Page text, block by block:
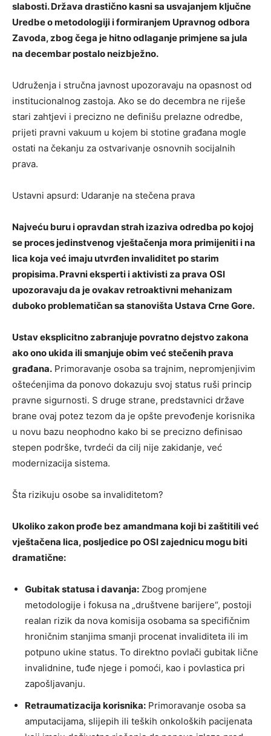
slabosti. Država drastično kasni sa usvajanjem ključne
Uredbe o metodologiji i formiranjem Upravnog odbora
Zavoda, zbog čega je hitno odlaganje primjene sa jula
na decembar postalo neizbježno.
Udruženja i stručna javnost upozoravaju na opasnost od
institucionalnog zastoja. Ako se do decembra ne riješe
stari zahtjevi i precizno ne definišu prelazne odredbe,
prijeti pravni vakuum u kojem bi stotine građana mogle
ostati na čekanju za ostvarivanje osnovnih socijalnih
prava.
Ustavni apsurd: Udaranje na stečena prava
Najveću buru i opravdan strah izaziva odredba po kojoj
se proces jedinstvenog vještačenja mora primijeniti i na
lica koja već imaju utvrđen invaliditet po starim
propisima. Pravni eksperti i aktivisti za prava OSI
upozoravaju da je ovakav retroaktivni mehanizam
duboko problematičan sa stanovišta Ustava Crne Gore.
Ustav eksplicitno zabranjuje povratno dejstvo zakona
ako ono ukida ili smanjuje obim već stečenih prava
građana. Primoravanje osoba sa trajnim, nepromjenjivim
oštećenjima da ponovo dokazuju svoj status ruši princip
pravne sigurnosti. S druge strane, predstavnici države
brane ovaj potez tezom da je opšte prevođenje korisnika
u novu bazu neophodno kako bi se precizno definisao
stepen podrške, tvrdeći da cilj nije zakidanje, već
modernizacija sistema.
Šta rizikuju osobe sa invaliditetom?
Ukoliko zakon prođe bez amandmana koji bi zaštitili već
vještačena lica, posljedice po OSI zajednicu mogu biti
dramatične:
Gubitak statusa i davanja: Zbog promjene
metodologije i fokusa na „društvene barijere“, postoji
realan rizik da nova komisija osobama sa specifičnim
hroničnim stanjima smanji procenat invaliditeta ili im
potpuno ukine status. To direktno povlači gubitak lične
invalidnine, tuđe njege i pomoći, kao i povlastica pri
zapošljavanju.
Retraumatizacija korisnika: Primoravanje osoba sa
amputacijama, slijepih ili teških onkoloških pacijenata